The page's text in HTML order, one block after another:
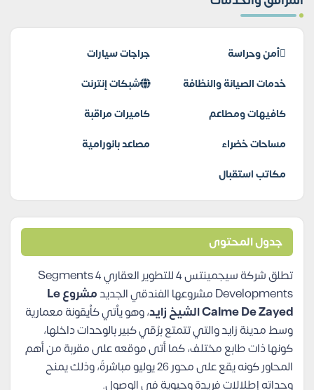
أمن وحراسة
جراجات سيارات
خدمات الصيانة والنظافة
شبكات إنترنت
كافيهات ومطاعم
كاميرات مراقبة
مساحات خضراء
مصاعد بانورامية
مكاتب استقبال
جدول المحتوى
تطلق شركة سيجمينتس 4 للتطوير العقاري Segments 4
Developments مشروعها الفندقي الجديد
مشروع Le
Calme De Zayed الشيخ زايد
، وهو يأتي كأيقونة معمارية
وسط مدينة زايد والتي تتمتع برُقي كبير بالوحدات داخلها،
كونها ذات طابع مختلف، كما أتى موقعه على مقربة من أهم
المحاور كونه يقع على محور 26 يوليو مباشرةً، وذلك يمنح
وحداته إطلالات فريدة وحيوية في الوصول.